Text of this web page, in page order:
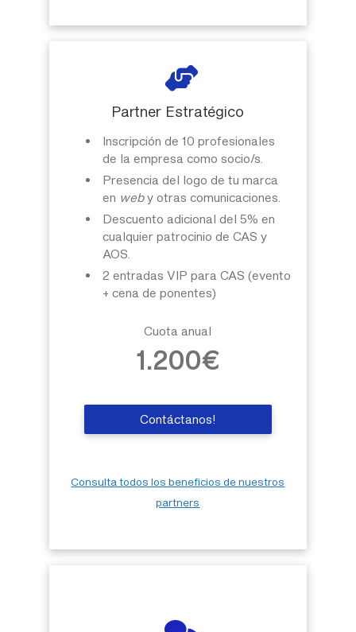
Partner Estratégico
Inscripción de 10 profesionales
de la empresa como socio/s.
Presencia del logo de tu marca
en weby otras comunicaciones
Descuento adicional del 5% en
cualquier patrocinio de CAS y
AOS.
2 entradas VIP para CAS (evento
+ cena de ponentes)
Cuota anual
1.200€
Contáctanos!
Consulta todos los beneficios de nuestros
partners